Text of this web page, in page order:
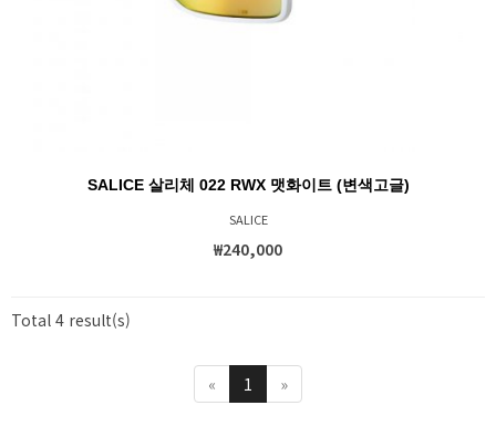
SALICE 살리체 022 RWX 맷화이트 (변색고글)
SALICE
₩240,000
Total 4 result(s)
« 1 »